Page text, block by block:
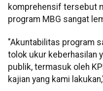
komprehensif tersebut
program MBG sangat
"Akuntabilitas program
tolok ukur keberhasilan
publik, termasuk oleh
kajian yang kami